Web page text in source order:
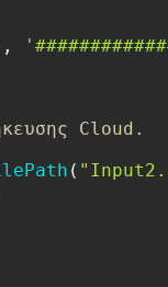
,
Cloud.
(